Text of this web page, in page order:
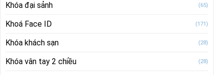
Khóa đại sảnh (65)
Khoá Face ID (171)
Khóa khách sạn (28)
Khóa vân tay 2 chiều (28)